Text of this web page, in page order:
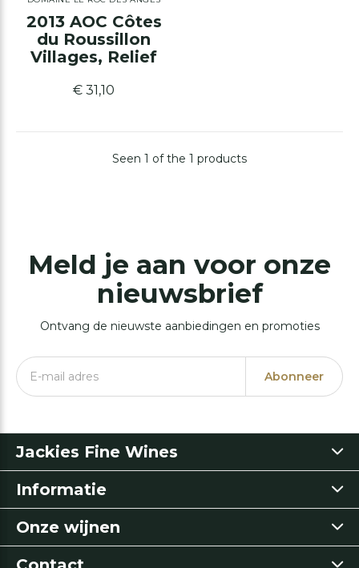
2013 AOC Côtes
du Roussillon
Villages, Relief
€ 31,10
Seen 1 of the 1 products
Meld je aan voor onze
nieuwsbrief
Ontvang de nieuwste aanbiedingen en promoties
Abonneer
Jackies Fine Wines
Informatie
Onze wijnen